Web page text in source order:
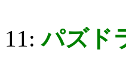
11:パズド